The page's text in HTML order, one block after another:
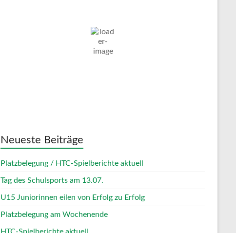
Neueste Beiträge
Platzbelegung / HTC-Spielberichte aktuell
Tag des Schulsports am 13.07.
U15 Juniorinnen eilen von Erfolg zu Erfolg
Platzbelegung am Wochenende